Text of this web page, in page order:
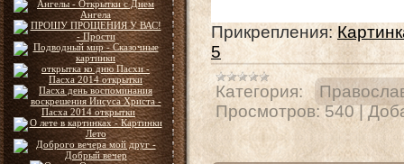
Прикрепления:
5
Категория:
Просмотров: 540 |